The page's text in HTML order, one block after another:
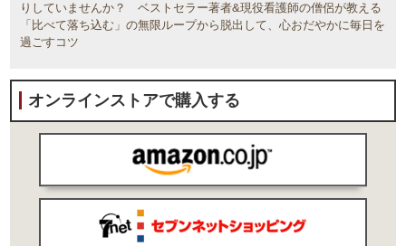
りしていませんか？ ベストセラー著者&現役看護師の僧侶が教える
「比べて落ち込む」の無限ループから脱出して、心おだやかに毎日を
過ごすコツ
オンラインストアで購入する